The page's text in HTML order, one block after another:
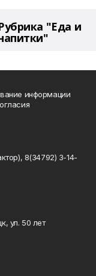
"Еда и
информации
8(34792) 3-14-
ул. 50 лет